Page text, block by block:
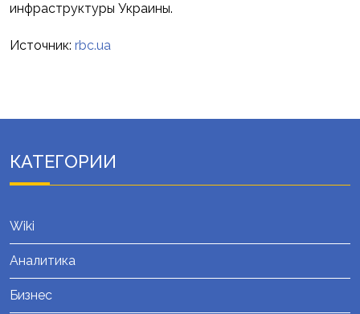
инфраструктуры Украины.
Источник: rbc.ua
КАТЕГОРИИ
Wiki
Аналитика
Бизнес